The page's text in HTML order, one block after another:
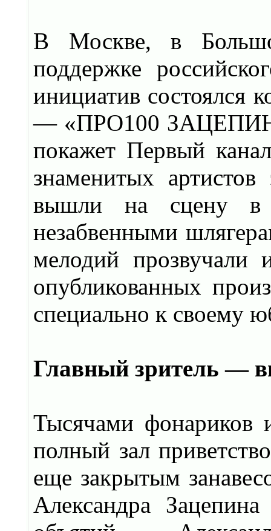
В Москве, в
поддержке
инициатив состоялся
— «ПРО100 ЗАЦЕПИН»,
покажет Первый
знаменитых
вышли на сцену в
незабвенными
мелодий
опубликованных
специально к своему
Главный зритель —
Тысячами
полный зал
еще закрытым
Александра